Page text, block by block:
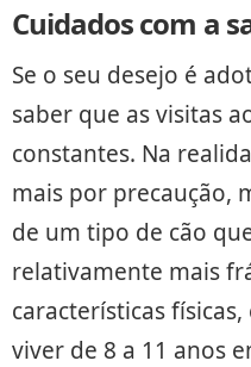
Cuidados com a
Se o seu desejo é
saber que as visitas
constantes. Na
mais por precaução,
de um tipo de cão
relativamente mais
características
viver de 8 a 11 anos